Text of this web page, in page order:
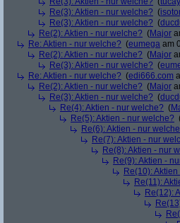
Re(3): Aktien - nur welche? (
Re(3): Aktien - nur welche? (
Re(2): Aktien - nur welche? (Major
Re: Aktien - nur welche? (eumega am
Re(2): Aktien - nur welche? (Major
Re(3): Aktien - nur welche? (
Re: Aktien - nur welche? (edi666.com
Re(2): Aktien - nur welche? (Major
Re(3): Aktien - nur welche? (
Re(4): Aktien - nur welche? (
Re(5): Aktien - nur welche?
Re(6): Aktien - nur
Re(7): Aktien - nur
Re(8): Aktien - nur
Re(9): Aktien -
Re(10):
Re(11):
Re(12):